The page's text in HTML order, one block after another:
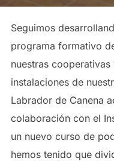
Seguimos
programa formativo
nuestras
instalaciones de
Labrador de Canena
colaboración con el
un nuevo curso de
hemos tenido que